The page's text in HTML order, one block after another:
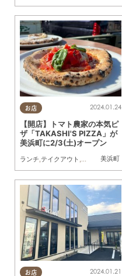
お店
美浜町
2024.01.24
【開店】トマト農家の本気ピ
ザ「TAKASHI'S PIZZA」が
美浜町に2/3(土)オープン
ランチ,テイクアウト ,開店
お店 2024.01.21